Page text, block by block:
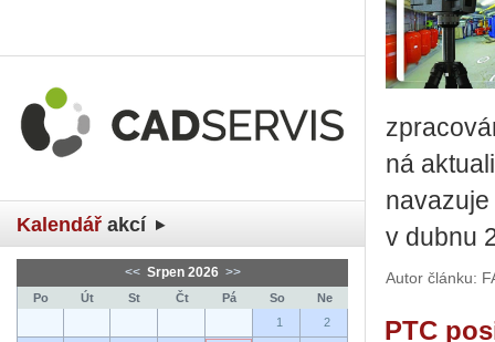
Kalendář akcí
<< Srpen 2026 >>
Po Út St Čt Pá So
Ne
1
2
ná
v dubnu
Autor článku:
PTC